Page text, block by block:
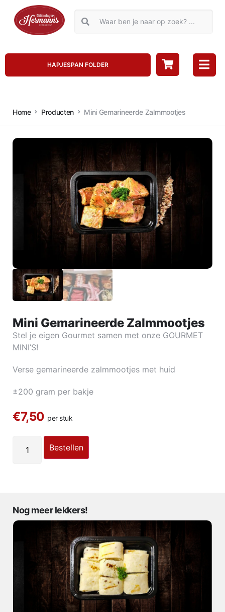
HAPJESPAN FOLDER
Home Producten Mini Gemarineerde Zalmmootjes
Mini Gemarineerde Zalmmootjes
Stel je eigen Gourmet samen met onze GOURMET
MINI’S!
Verse gemarineerde zalmmootjes met huid
±200 gram per bakje
€7,50 per stuk
Bestellen
Nog meer lekkers!